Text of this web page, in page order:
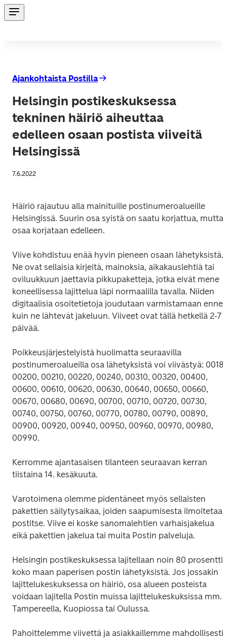
Ajankohtaista Postilla
Helsingin postikeskuksessa
tekninen häiriö aiheuttaa
edelleen osaan postista viiveitä
Helsingissä
7.6.2022
Häiriö rajautuu alla mainituille postinumeroalueille
Helsingissä. Suurin osa syistä on saatu korjattua, mutta
osaa korjataan edelleen.
Viive kohdistuu enää hyvin pieneen osaan lähetyksistä.
Ne ovat sellaisia kirjeitä, mainoksia, aikakauslehtiä tai
oviluukkuun jaettavia pikkupaketteja, jotka eivät mene
koneellisessa lajittelua läpi normaalilla tavalla. Niiden
digitaalisia osoitetietoja joudutaan varmistamaan
kuin ne lähtevät jakeluun. Viiveet ovat tällä hetkellä 2-7
päivää.
Poikkeusjärjestelyistä huolimatta seuraavilla
postinumeroalueilla osa lähetyksistä voi viivästyä:
00200, 00210, 00220, 00240, 00310, 00320, 00400,
00600, 00610, 00620, 00630, 00640, 00650, 00660,
00670, 00680, 00690, 00700, 00710, 00720, 00730,
00740, 00750, 00760, 00770, 00780, 00790, 00890,
00900, 00920, 00940, 00950, 00960, 00970, 00980,
00990.
Kerromme ajantasaisen tilanteen seuraavan kerran
tiistaina 14. kesäkuuta.
Varotoimena olemme pidentäneet myös sellaisten
pakettien säilytysaikaa, joiden saapumisesta ilmoitetaan
postitse. Viive ei koske sanomalehtien varhaisjakelua
eikä pakettien jakelua tai muita Postin palveluja.
Helsingin postikeskuksessa lajitellaan noin 80 prosenttia
koko maan paperisen postin lähetyksistä. Jos jossakin
lajittelukeskuksessa on häiriö, osa alueen posteista
voidaan lajitella Postin muissa lajittelukeskuksissa mm.
Tampereella, Kuopiossa tai Oulussa.
Pahoittelemme viivettä ja asiakkaillemme mahdollisesti